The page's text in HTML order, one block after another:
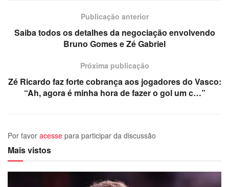
Publicação anterior
Saiba todos os detalhes da negociação envolvendo
Bruno Gomes e Zé Gabriel
Próxima publicação
Zé Ricardo faz forte cobrança aos jogadores do Vasco:
“Ah, agora é minha hora de fazer o gol um c…”
Por favor acesse para participar da discussão
Mais vistos